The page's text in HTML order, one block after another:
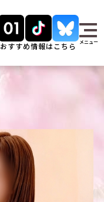
おすすめ情報はこちら メニュー